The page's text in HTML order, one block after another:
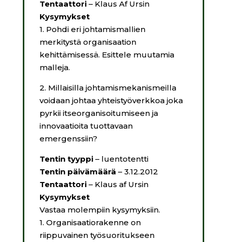
Tentaattori– Klaus Af Ursin
Kysymykset
1. Pohdi eri johtamismallien
merkitystä organisaation
kehittämisessä. Esittele muutamia
malleja.
2. Millaisilla johtamismekanismeilla
voidaan johtaa yhteistyöverkkoa joka
pyrkii itseorganisoitumiseen ja
innovaatioita tuottavaan
emergenssiin?
Tentin tyyppi– luentotentti
Tentin päivämäärä – 3.12.2012
Tentaattori– Klaus af Ursin
Kysymykset
Vastaa molempiin kysymyksiin.
1. Organisaatiorakenne on
riippuvainen työsuoritukseen